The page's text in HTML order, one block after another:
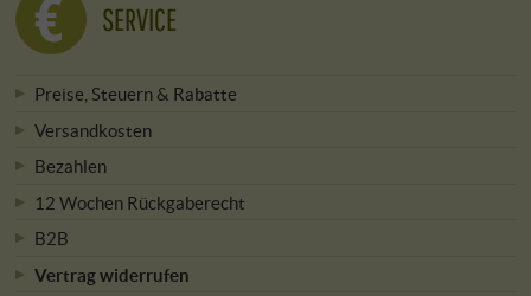
SERVICE
Preise, Steuern & Rabatte
Versandkosten
Bezahlen
12 Wochen Rückgaberecht
B2B
Vertrag widerrufen